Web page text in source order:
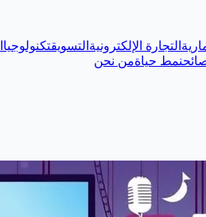
التجارة الإلكترونية التسويقتكنولوجيا
نمط حياةمن نحن